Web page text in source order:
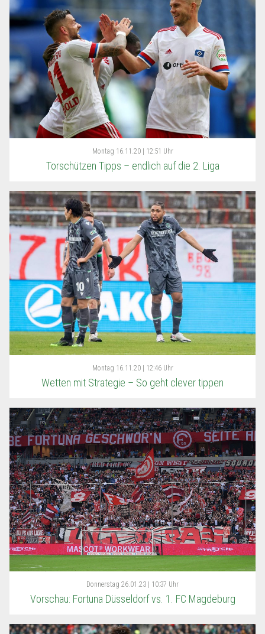
Montag 16.11.20 | 12:51 Uhr
Torschützen Tipps – endlich auf die 2. Liga
Montag 16.11.20 | 12:46 Uhr
Wetten mit Strategie – So geht clever tippen
Donnerstag 26.01.23 | 10:37 Uhr
Vorschau: Fortuna Düsseldorf vs. 1. FC Magdeburg